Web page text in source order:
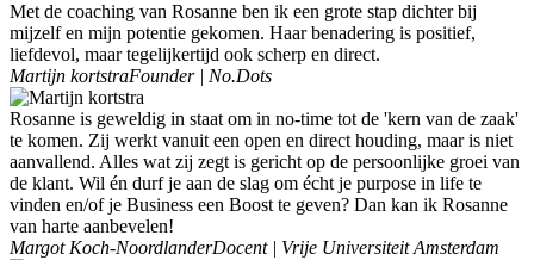
Met de coaching van Rosanne ben ik een grote stap dichter bij
mijzelf en mijn potentie gekomen. Haar benadering is positief,
liefdevol, maar tegelijkertijd ook scherp en direct.
Martijn kortstraFounder | No.Dots
Rosanne is geweldig in staat om in no-time tot de 'kern van de zaak'
te komen. Zij werkt vanuit een open en direct houding, maar is niet
aanvallend. Alles wat zij zegt is gericht op de persoonlijke groei van
de klant. Wil én durf je aan de slag om écht je purpose in life te
vinden en/of je Business een Boost te geven? Dan kan ik Rosanne
van harte aanbevelen!
Margot Koch-NoordlanderDocent | Vrije Universiteit Amsterdam